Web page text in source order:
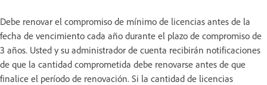
Debe renovar el compromiso de mínimo de licencias antes de la
fecha de vencimiento cada año durante el plazo de compromiso de
3 años. Usted y su administrador de cuenta recibirán notificaciones
de que la cantidad comprometida debe renovarse antes de que
finalice el período de renovación. Si la cantidad de licencias